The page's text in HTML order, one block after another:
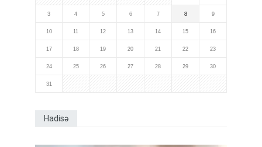
3 4 5 6 7 8 9
10 11 12 13 14 15 16
17 18 19 20 21 22 23
24 25 26 27 28 29 30
31
Hadisə